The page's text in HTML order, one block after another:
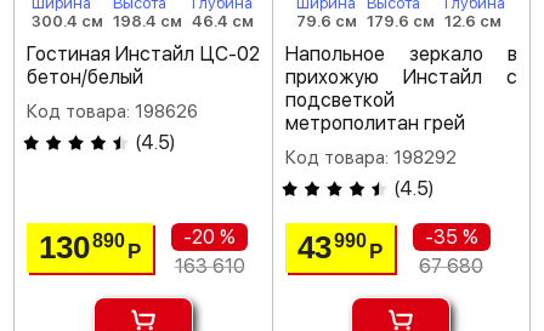
300.4 см
198.4 см
46.4 см
Гостиная Инстайл ЦС-02
бетон/белый
Код товара: 198626
(4.5)
130890Р
-20 %
163 610
79.6 см
179.6 см
12.6 см
Напольное зеркало в
прихожую Инстайл с
подсветкой
метрополитан грей
Код товара: 198292
(4.5)
43990 Р
-35 %
67 680